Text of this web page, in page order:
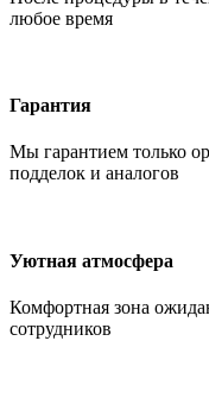
любое время
Гарантия
Мы гарантием только
подделок и аналогов
Уютная атмосфера
Комфортная зона
сотрудников